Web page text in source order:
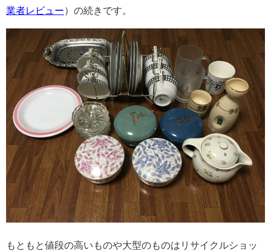
業者レビュー）の続きです。
もともと値段の高いものや大型のものはリサイクルショッ